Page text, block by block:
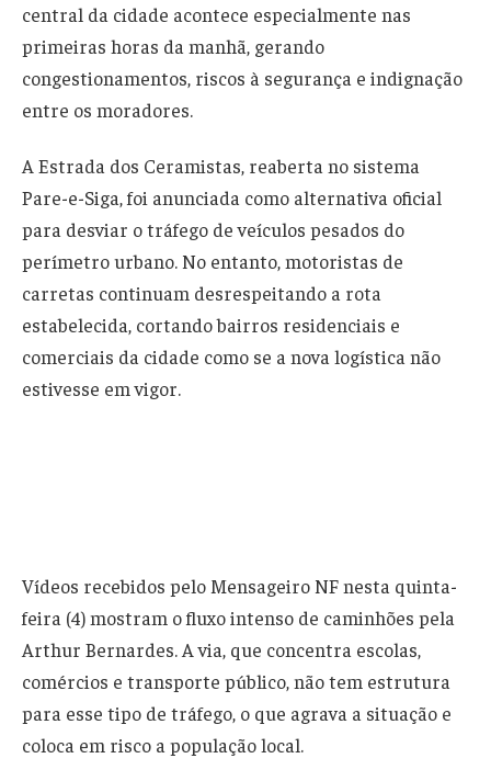
central da cidade acontece especialmente nas
primeiras horas da manhã, gerando
congestionamentos, riscos à segurança e indignação
entre os moradores.
A Estrada dos Ceramistas, reaberta no sistema
Pare-e-Siga, foi anunciada como alternativa oficial
para desviar o tráfego de veículos pesados do
perímetro urbano. No entanto, motoristas de
carretas continuam desrespeitando a rota
estabelecida, cortando bairros residenciais e
comerciais da cidade como se a nova logística não
estivesse em vigor.
Vídeos recebidos pelo Mensageiro NF nesta quinta-
feira (4) mostram o fluxo intenso de caminhões pela
Arthur Bernardes. A via, que concentra escolas,
comércios e transporte público, não tem estrutura
para esse tipo de tráfego, o que agrava a situação e
coloca em risco a população local.